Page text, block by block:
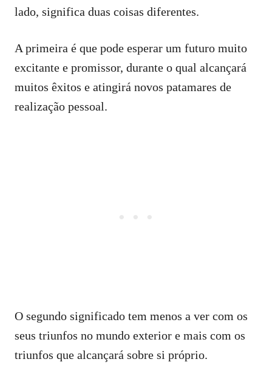
lado, significa duas coisas diferentes.
A primeira é que pode esperar um futuro muito
excitante e promissor, durante o qual alcançará
muitos êxitos e atingirá novos patamares de
realização pessoal.
O segundo significado tem menos a ver com os
seus triunfos no mundo exterior e mais com os
triunfos que alcançará sobre si próprio.